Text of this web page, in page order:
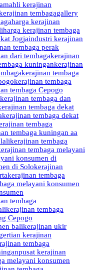
ahli kerajinan
tembagagallery
harga kerajinan
harga kerajinan tembaga
Jogjaindustri kerajinan
tembaga perak
dari tembagakerajinan
kuningankerajinan
kerajinan tembaga
kerajinan tembaga
tembaga Cepogo
kerajinan tembaga dan
tembaga dekat
kerajinan tembaga dekat
tembaga
tembaga kuningan aa
kerajinan tembaga
tembaga melayani
konsumen di
di Solokerajinan
kerajinan tembaga
melayani konsumen
tembaga
kerajinan tembaga
Cepogo
balikerajinan ukir
kerajinan
tembaga
pusat kerajinan
melayani konsumen